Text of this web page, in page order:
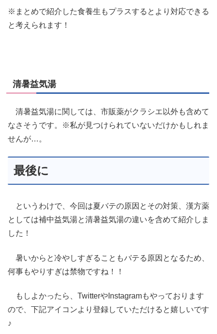
※まとめで紹介した食養生もプラスするとより対応できる
と考えられます！
清暑益気湯
清暑益気湯に関しては、市販薬がクラシエ以外も含めて
なさそうです。※私が見つけられていないだけかもしれま
せんが…。
最後に
というわけで、今回は夏バテの原因とその対策、漢方薬
としては補中益気湯と清暑益気湯の違いを含めて紹介しま
した！
暑いからと冷やしすぎることもバテる原因となるため、
何事もやりすぎは禁物ですね！！
もしよかったら、TwitterやInstagramもやっております
ので、下記アイコンより登録していただけると嬉しいです
♪